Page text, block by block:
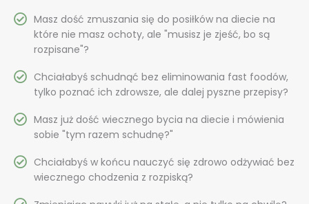
Masz dość zmuszania się do posiłków na diecie na
które nie masz ochoty, ale "musisz je zjeść, bo są
rozpisane"?
Chciałabyś schudnąć bez eliminowania fast foodów,
tylko poznać ich zdrowsze, ale dalej pyszne przepisy?
Masz już dość wiecznego bycia na diecie i mówienia
sobie "tym razem schudnę?"
Chciałabyś w końcu nauczyć się zdrowo odżywiać bez
wiecznego chodzenia z rozpiską?